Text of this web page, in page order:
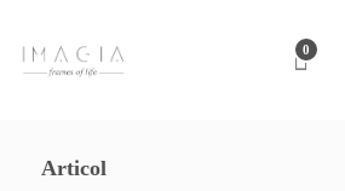
0
Articol